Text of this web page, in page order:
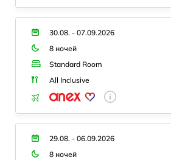
30.08. - 07.09.2026
8 ночей
Standard Room
All Inclusive
29.08. - 06.09.2026
8 ночей